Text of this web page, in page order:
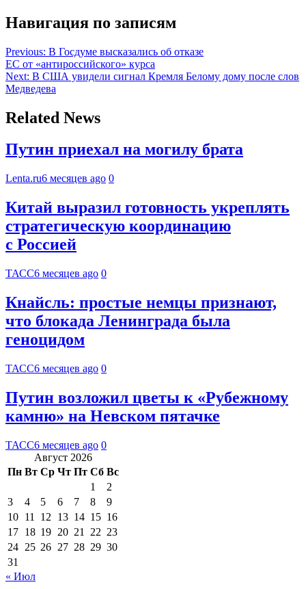
Навигация по записям
Previous: В Госдуме высказались об отказе
ЕС от «антироссийского» курса
Next: В США увидели сигнал Кремля Белому дому после слов
Медведева
Related News
Путин приехал на могилу брата
Lenta.ru6 месяцев ago 0
Китай выразил готовность укреплять
стратегическую координацию
с Россией
ТАСС6 месяцев ago 0
Кнайсль: простые немцы признают,
что блокада Ленинграда была
геноцидом
ТАСС6 месяцев ago 0
Путин возложил цветы к «Рубежному
камню» на Невском пятачке
ТАСС6 месяцев ago 0
Август 2026
Пн Вт Ср Чт Пт Сб Вс
1
2
3
4 5 6 7 8
9
10 11 12 13 14 15 16
17 18 19 20 21 22 23
24 25 26 27 28 29 30
31
« Июл